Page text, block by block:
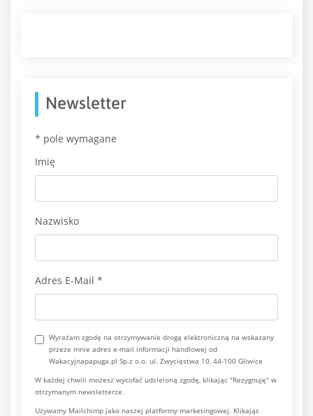
Newsletter
* pole wymagane
Imię
Nazwisko
Adres E-Mail *
Wyrażam zgodę na otrzymywanie drogą elektroniczną na wskazany
przeze mnie adres e-mail informacji handlowej od
Wakacyjnapapuga.pl Sp.z o.o. ul. Zwycięstwa 10, 44-100 Gliwice
W każdej chwili możesz wycofać udzieloną zgodę, klikając "Rezygnuję" w
otrzymanym newsletterze.
Używamy Mailchimp jako naszej platformy marketingowej. Klikając